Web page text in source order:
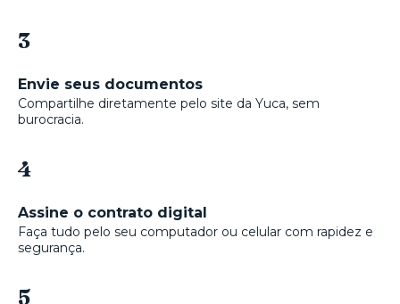
3
Envie seus documentos
Compartilhe diretamente pelo site da Yuca, sem
burocracia.
4
Assine o contrato digital
Faça tudo pelo seu computador ou celular com rapidez e
segurança.
5